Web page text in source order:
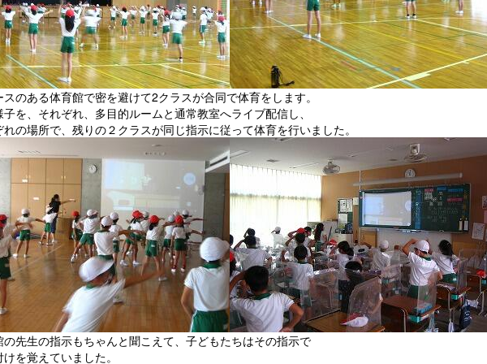
のある体育館で密を避けて2クラスが合同で体育をします。
を、それぞれ、多目的ルームと通常教室へライブ配信し、
の場所で、残りの２クラスが同じ指示に従って体育を行いました。
の先生の指示もちゃんと聞こえて、子どもたちはその指示で
を覚えていました。